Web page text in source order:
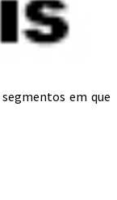
em que